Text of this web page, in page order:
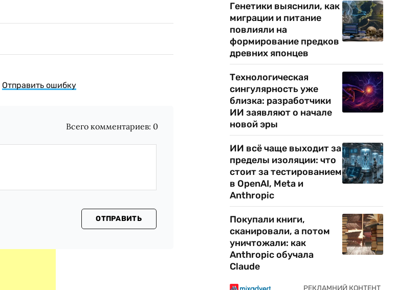
Отправить ошибку
Всего комментариев: 0
ОТПРАВИТЬ
Генетики выяснили, как
миграции и питание
повлияли на
формирование предков
древних японцев
Технологическая
сингулярность уже
близка: разработчики
ИИ заявляют о начале
новой эры
ИИ всё чаще выходит за
пределы изоляции: что
стоит за тестированием
в OpenAI, Meta и
Anthropic
Покупали книги,
сканировали, а потом
уничтожали: как
Anthropic обучала
Claude